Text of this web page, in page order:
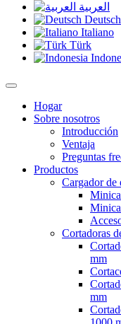
العربية
Deutsch
Italiano
Türk
Hogar
Sobre nosotros
Introducción
Ventaja
Preguntas
Productos
Cargador de
Cortadoras
mm
mm